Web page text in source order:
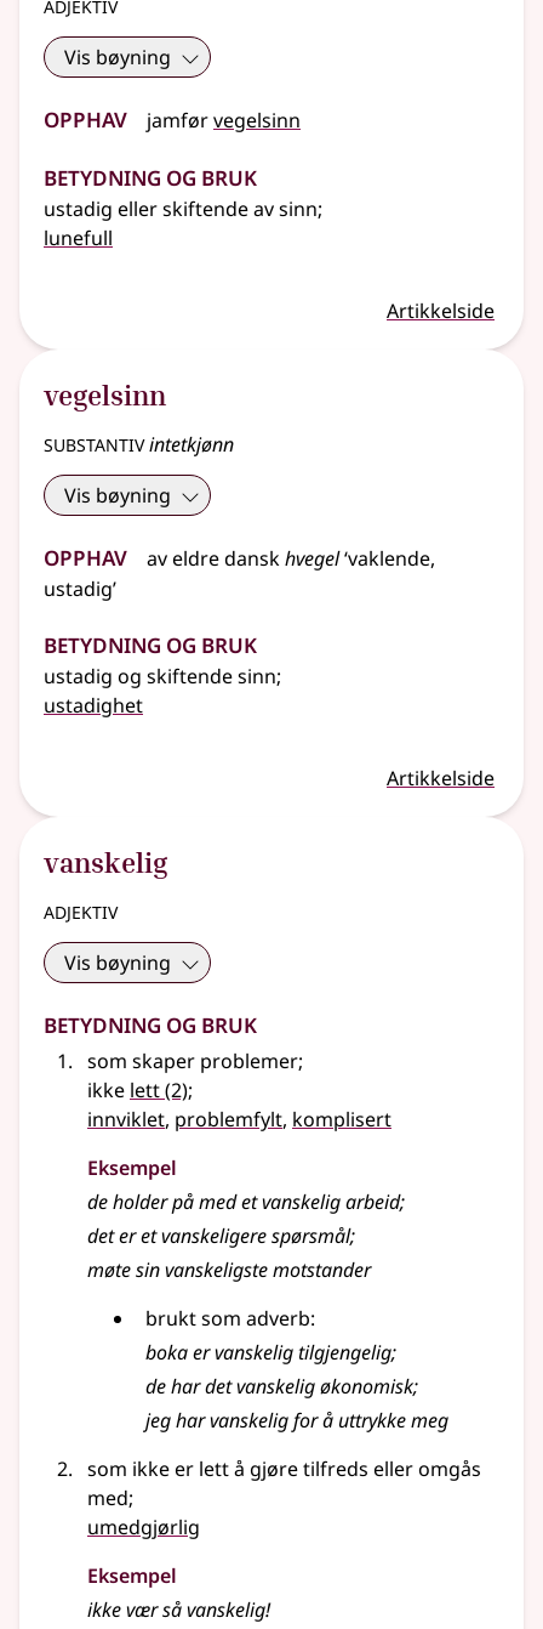
Vis bøyning
Opphav jamførvegelsinn
Betydning og bruk
ustadig eller skiftende av sinn;
lunefull
Artikkelside
vegelsinn
substantivintetkjønn
Vis bøyning
Opphav aveldredanskhvegel‘vaklende,
ustadig’
Betydning og bruk
ustadig og skiftende sinn;
ustadighet
Artikkelside
vanskelig
adjektiv
Vis bøyning
Betydning og bruk
som skaper problemer;
ikke lett(2);
innviklet, problemfylt, komplisert
Eksempel
de holder på med etvanskeligarbeid;
det er et vanskeligere spørsmål;
møte sin vanskeligste motstander
brukt som adverb:
boka ervanskeligtilgjengelig;
de har detvanskeligøkonomisk;
jeg harvanskeligfor å uttrykke meg
som ikke er lett å gjøre tilfreds eller omgås
med;
umedgjørlig
Eksempel
ikke vær såvanskelig!